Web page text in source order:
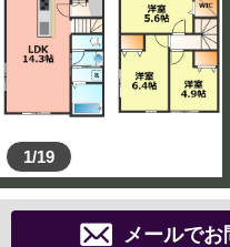
1/19
メールで